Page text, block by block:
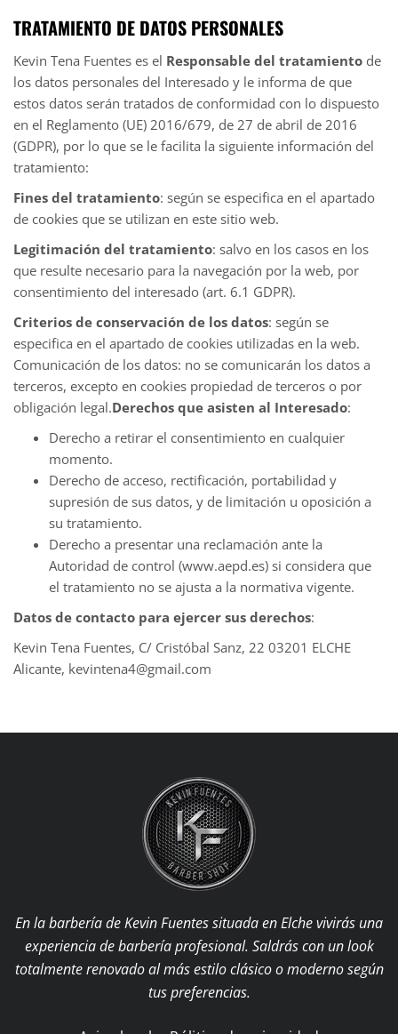
TRATAMIENTO DE DATOS PERSONALES
Kevin Tena Fuentes es el Responsable del tratamiento de
los datos personales del Interesado y le informa de que
estos datos serán tratados de conformidad con lo dispuesto
en el Reglamento (UE) 2016/679, de 27 de abril de 2016
(GDPR), por lo que se le facilita la siguiente información del
tratamiento:
Fines del tratamiento: según se especifica en el apartado
de cookies que se utilizan en este sitio web.
Legitimación del tratamiento: salvo en los casos en los
que resulte necesario para la navegación por la web, por
consentimiento del interesado (art. 6.1 GDPR).
Criterios de conservación de los datos: según se
especifica en el apartado de cookies utilizadas en la web.
Comunicación de los datos: no se comunicarán los datos a
terceros, excepto en cookies propiedad de terceros o por
obligación legal.Derechos que asisten al Interesado:
Derecho a retirar el consentimiento en cualquier
momento.
Derecho de acceso, rectificación, portabilidad y
supresión de sus datos, y de limitación u oposición a
su tratamiento.
Derecho a presentar una reclamación ante la
Autoridad de control (www.aepd.es) si considera que
el tratamiento no se ajusta a la normativa vigente.
Datos de contacto para ejercer sus derechos:
Kevin Tena Fuentes, C/ Cristóbal Sanz, 22 03201 ELCHE
Alicante, kevintena4@gmail.com
En la barbería de Kevin Fuentes situada en Elche vivirás una
experiencia de barbería profesional. Saldrás con un look
totalmente renovado al más estilo clásico o moderno según
tus preferencias.